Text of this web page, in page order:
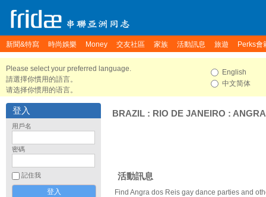
新聞&特寫 時尚娛樂 Money 交友社區 家族 活動訊息 旅遊 Perks會
Please select your preferred language.
請選擇你慣用的語言。
请选择你惯用的语言。
English
中文简体
登入
用戶名
密碼
記住我
BRAZIL : RIO DE JANEIRO :
活動訊息
Find Angra dos Reis gay dance parties and